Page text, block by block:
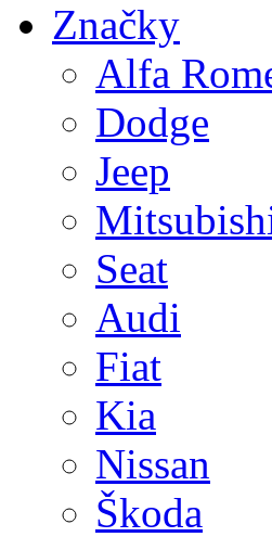
Značky
Alfa
Dodge
Jeep
Seat
Audi
Fiat
Kia
Nissan
Škoda